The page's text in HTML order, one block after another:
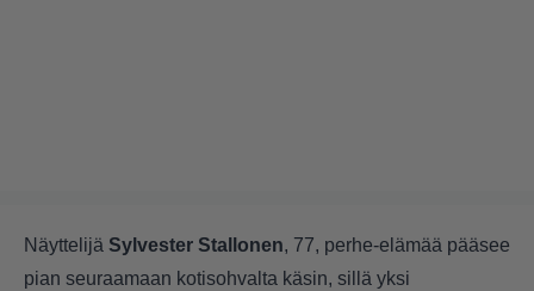
Näyttelijä Sylvester Stallonen, 77, perhe-elämää pääsee
pian seuraamaan kotisohvalta käsin, sillä yksi